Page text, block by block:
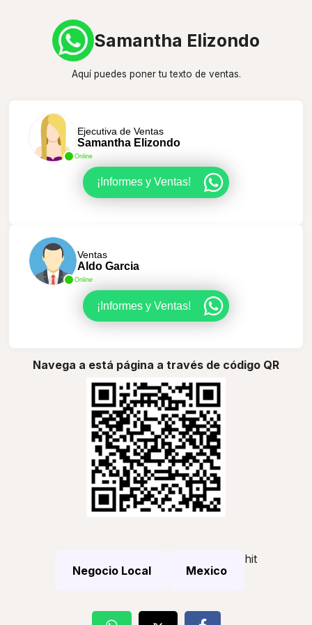
Samantha Elizondo
Aquí puedes poner tu texto de ventas.
Online
Ejecutiva de Ventas
Samantha Elizondo
¡Informes y Ventas!
Online
Ventas
Aldo Garcia
¡Informes y Ventas!
Navega a está página a través de código QR
Negocio Local Mexico
hit